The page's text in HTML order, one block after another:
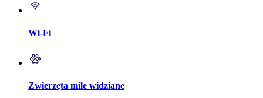
Wi-Fi
Zwierzęta mile widziane